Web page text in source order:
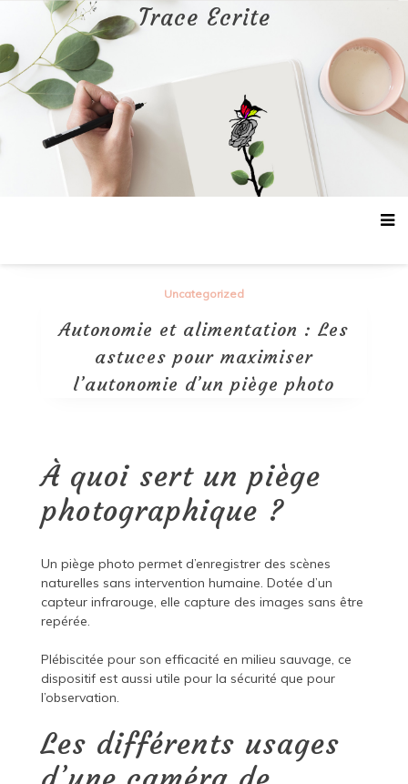
contenu
Trace Ecrite
Uncategorized
Autonomie et alimentation : Les
astuces pour maximiser
l’autonomie d’un piège photo
À quoi sert un piège
photographique ?
Un piège photo permet d’enregistrer des scènes
naturelles sans intervention humaine. Dotée d’un
capteur infrarouge, elle capture des images sans être
repérée.
Plébiscitée pour son efficacité en milieu sauvage, ce
dispositif est aussi utile pour la sécurité que pour
l’observation.
Les différents usages